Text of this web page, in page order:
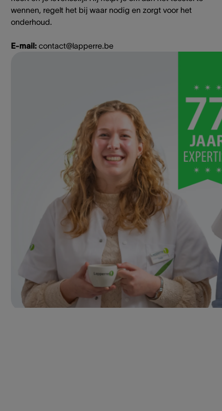
wennen, regelt het bij waar nodig en zorgt voor het
onderhoud.
E-mail: contact@lapperre.be